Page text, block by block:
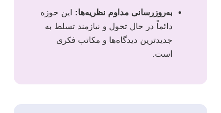
به‌روزرسانی مداوم نظریه‌ها: این حوزه
دائماً در حال تحول و نیازمند تسلط به
جدیدترین دیدگاه‌ها و مکاتب فکری
است.